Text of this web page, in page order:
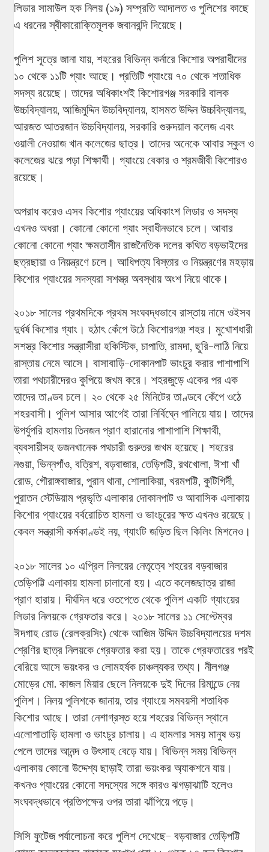
লিডার সামাউল হক নিলয় (১৯) সম্প্রতি আদালত ও পুলিশের কাছে
এ ধরনের স্বীকারোক্তিমূলক জবানবন্দি দিয়েছে।
পুলিশ সূত্রে জানা যায়, শহরের বিভিন্ন কর্নারে কিশোর অপরাধীদের
১০ থেকে ১১টি গ্যাং আছে। প্রতিটি গ্যাংয়ে ৭০ থেকে শতাধিক
সদস্য রয়েছে। তাদের অধিকাংশই কিশোরগঞ্জ সরকারি বালক
উচ্চবিদ্যালয়, আজিমুদ্দিন উচ্চবিদ্যালয়, হাসমত উদ্দিন উচ্চবিদ্যালয়,
আরজত আতরজান উচ্চবিদ্যালয়, সরকারি গুরুদয়াল কলেজ এবং
ওয়ালী নেওয়াজ খান কলেজের ছাত্র। তাদের অনেকে আবার স্কুল ও
কলেজের ঝরে পড়া শিক্ষার্থী। গ্যাংয়ে বেকার ও শ্রমজীবী কিশোরও
রয়েছে।
অপরাধ করেও এসব কিশোর গ্যাংয়ের অধিকাংশ লিডার ও সদস্য
এখনও অধরা। কোনো কোনো গ্যাং স্বাধীনভাবে চলে। আবার
কোনো কোনো গ্যাং ক্ষমতাসীন রাজনৈতিক দলের কথিত বড়ভাইদের
ছত্রছায়া ও নিয়ন্ত্রণে চলে। আধিপত্য বিস্তার ও নিয়ন্ত্রণের মহড়ায়
কিশোর গ্যাংয়ের সদস্যরা সশস্ত্র অবস্থায় অংশ নিয়ে থাকে।
২০১৮ সালের প্রথমদিকে প্রথম সংঘবদ্ধভাবে রাস্তায় নামে ওইসব
দুর্ধর্ষ কিশোর গ্যাং। হঠাৎ কেঁপে উঠে কিশোরগঞ্জ শহর। মুখোশধারী
সশস্ত্র কিশোর সন্ত্রাসীরা হকিস্টিক, চাপাতি, রামদা, ছুরি-লাঠি নিয়ে
রাস্তায় নেমে আসে। বাসাবাড়ি-দোকানপাট ভাংচুর করার পাশাপাশি
তারা পথচারীদেরও কুপিয়ে জখম করে। শহরজুড়ে একের পর এক
তাদের তাণ্ডব চলে। ২০ থেকে ২৫ মিনিটের তাণ্ডবে কেঁপে ওঠে
শহরবাসী। পুলিশ আসার আগেই তারা নির্বিঘ্নে পালিয়ে যায়। তাদের
উপর্যুপরি হামলায় তিনজন প্রাণ হারানোর পাশাপাশি শিক্ষার্থী,
ব্যবসায়ীসহ ডজনখানেক পথচারী গুরুতর জখম হয়েছে। শহরের
নগুয়া, ভিন্নগাঁও, বত্রিশ, বড়বাজার, তেড়িপট্টি, রথখোলা, ঈশা খাঁ
রোড, গৌরাঙ্গবাজার, পুরান থানা, শোলাকিয়া, খরমপট্টি, কুটিগির্দী,
পুরাতন স্টেডিয়াম প্রভৃতি এলাকার দোকানপাট ও আবাসিক এলাকায়
কিশোর গ্যাংয়ের বর্বরোচিত হামলা ও ভাংচুরের ক্ষত এখনও রয়েছে।
কেবল সন্ত্রাসী কর্মকাণ্ডই নয়, গ্যাংটি জড়িত ছিল কিলিং মিশনেও।
২০১৮ সালের ১০ এপ্রিল নিলয়ের নেতৃত্বে শহরের বড়বাজার
তেড়িপট্টি এলাকায় হামলা চালানো হয়। এতে কলেজছাত্র রাজা
প্রাণ হারায়। দীর্ঘদিন ধরে ওতপেতে থেকে পুলিশ একটি গ্যাংয়ের
লিডার নিলয়কে গ্রেফতার করে। ২০১৮ সালের ১১ সেপ্টেম্বর
ঈদগাহ রোড (রেলক্রসিং) থেকে আজিম উদ্দিন উচ্চবিদ্যালয়ের দশম
শ্রেণির ছাত্র নিলয়কে গ্রেফতার করা হয়। তাকে গ্রেফতারের পরই
বেরিয়ে আসে ভয়ংকর ও লোমহর্ষক চাঞ্চল্যকর তথ্য। নীলগঞ্জ
মোড়ের মো. কাজল মিয়ার ছেলে নিলয়কে দুই দিনের রিমান্ডে নেয়
পুলিশ। নিলয় পুলিশকে জানায়, তার গ্যাংয়ে সমবয়সী শতাধিক
কিশোর আছে। তারা নেশাগ্রস্ত হয়ে শহরের বিভিন্ন স্থানে
এলোপাতাড়ি হামলা ও ভাংচুর চালায়। এ হামলার সময় মানুষ ভয়
পেলে তাদের আনন্দ ও উৎসাহ বেড়ে যায়। বিভিন্ন সময় বিভিন্ন
এলাকায় কোনো উদ্দেশ্য ছাড়াই তারা ভয়ংকর অ্যাকশনে যায়।
কখনও গ্যাংয়ের কোনো সদস্যের সঙ্গে কারও ঝগড়াঝাটি হলেও
সংঘবদ্ধভাবে প্রতিপক্ষের ওপর তারা ঝাঁপিয়ে পড়ে।
সিসি ফুটেজ পর্যালোচনা করে পুলিশ দেখেছে- বড়বাজার তেড়িপট্টি